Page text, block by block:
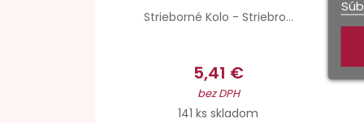
Strieborné Kolo - Striebro...
5,41 €
bez DPH
141 ks skladom